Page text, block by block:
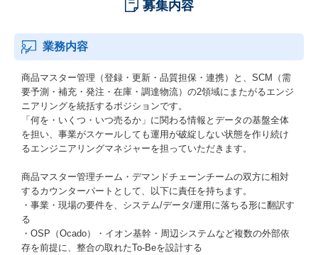
募集内容
業務内容
商品マスター管理（登録・更新・品質担保・連携）と、SCM（需
要予測・補充・発注・在庫・調達物流）の2領域にまたがるエンジ
ニアリングを統括するポジションです。
「何を・いくつ・いつ売るか」に関わる情報とデータの基盤全体
を担い、事業がスケールしても運用が破綻しない状態を作り続け
るエンジニアリングマネジャーを担っていただきます。
商品マスター管理チーム・デマンドチェーンチームの双方に相対
するカウンターパートとして、以下に責任を持ちます。
・事業・現場の要件を、システム/データ/運用に落ちる形に翻訳す
る
・OSP（Ocado）・イオン基幹・周辺システムなど複数の外部依
存を前提に、整合の取れたTo-Beを設計する